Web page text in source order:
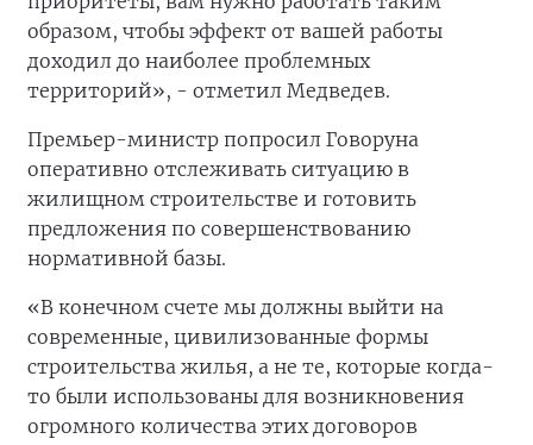
образом, чтобы эффект от вашей работы
доходил до наиболее проблемных
территорий», - отметил Медведев.
Премьер-министр попросил Говоруна
оперативно отслеживать ситуацию в
жилищном строительстве и готовить
предложения по совершенствованию
нормативной базы.
«В конечном счете мы должны выйти на
современные, цивилизованные формы
строительства жилья, а не те, которые когда-
то были использованы для возникновения
огромного количества этих договоров